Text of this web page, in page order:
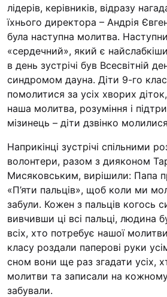
лідерів, керівників, відразу
їхнього директора – Андрія
була наступна молитва.
«сердечний», який є
в день зустрічі був Всесвітній
синдромом дауна. Діти 9-го
помолитися за усіх хворих
наша молитва, розуміння і
мізинець – діти дзвінко
Наприкінці зустрічі спільними
волонтери, разом з дияконом
Мисяковським, вирішили: Папа
«П’яти пальців», щоб коли ми
забули. Кожен з пальців когось
вивчивши ці всі пальці, людина
всіх, хто потребує нашої
класу роздали паперові руки
сном вони ще раз згадати усіх,
молитви та записали на
забували.